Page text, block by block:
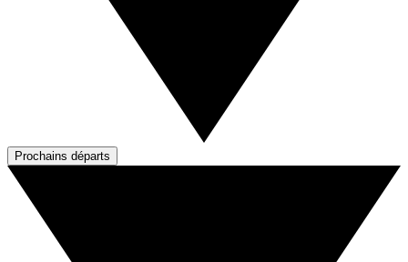
Prochains départs